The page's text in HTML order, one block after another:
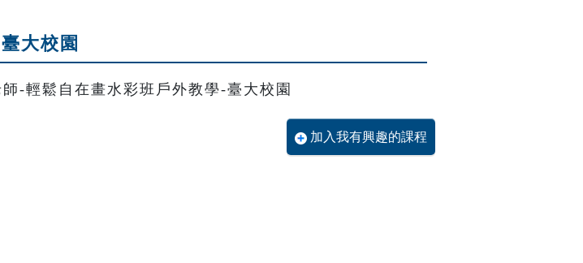
大校園
-輕鬆自在畫水彩班戶外教學-臺大校園
加入我有興趣的課程